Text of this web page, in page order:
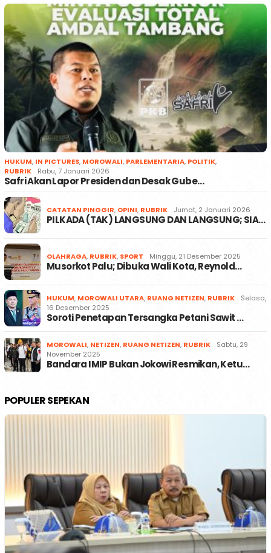
HUKUM, IN PICTURES, MOROWALI, PARLEMENTARIA, POLITIK,
RUBRIK
Rabu, 7 Januari 2026
Safri Akan Lapor Presiden dan Desak Gube…
CATATAN PINGGIR, OPINI, RUBRIK Jumat, 2 Januari 2026
PILKADA (TAK) LANGSUNG DAN LANGSUNG; SIA…
OLAHRAGA, RUBRIK, SPORT Minggu, 21 Desember 2025
Musorkot Palu; Dibuka Wali Kota, Reynold…
HUKUM, MOROWALI UTARA, RUANG NETIZEN, RUBRIK
Selasa,
16 Desember 2025
Soroti Penetapan Tersangka Petani Sawit …
MOROWALI, NETIZEN, RUANG NETIZEN, RUBRIK
Sabtu, 29
November 2025
Bandara IMIP Bukan Jokowi Resmikan, Ketu…
POPULER SEPEKAN